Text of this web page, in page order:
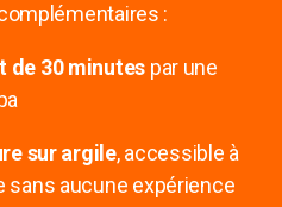
:
de 30 minutes par une
sur argile, accessible à
aucune expérience